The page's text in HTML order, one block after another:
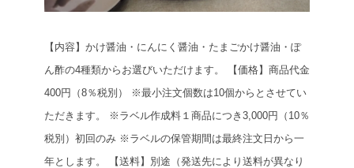
【内容】かけ醤油・にんにく醤油・たまごかけ醤油・ぽ
ん酢の4種類からお選びいただけます。
【価格】商品代金
400円（8％税別）
※最小注文個数は10個からとさせてい
ただきます。
※ラベル作成料１商品につき3,000円（10％
税別）初回のみ ※ラベルの保管期間は最終注文日から一
年とします。
【送料】別途（発送先により送料が異なり